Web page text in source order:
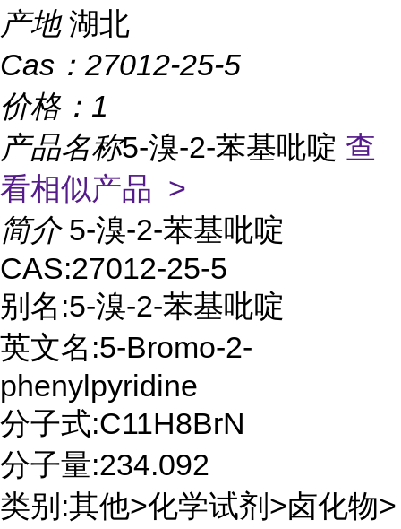
产地 湖北
Cas： 27012-25-5
价格： 1
产品名称5-溴-2-苯基吡啶 查
看相似产品 >
简介 5-溴-2-苯基吡啶
CAS:27012-25-5
别名:5-溴-2-苯基吡啶
英文名:5-Bromo-2-
phenylpyridine
分子式:C11H8BrN
分子量:234.092
类别:其他>化学试剂>卤化物>